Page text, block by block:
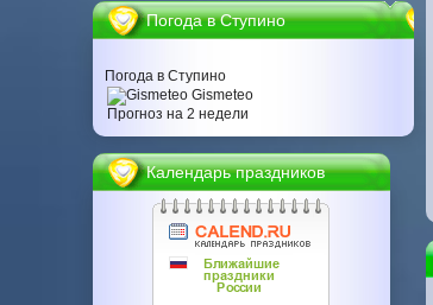
Погода в Ступино
Погода в Ступино
Gismeteo
Прогноз на 2 недели
Календарь праздников